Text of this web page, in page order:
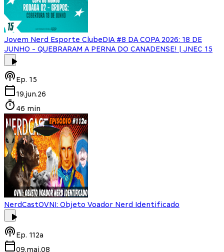
Jovem Nerd Esporte ClubeDIA #8 DA COPA 2026: 18 DE
JUNHO - QUEBRARAM A PERNA DO CANADENSE! | JNEC 15
Ep. 15
19.jun.26
46 min
NerdCastOVNI: Objeto Voador Nerd Identificado
Ep. 112a
09.mai.08